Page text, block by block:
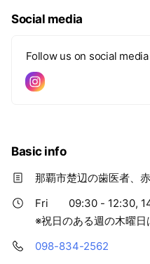
Social media
Follow us on social media
Basic info
那覇市楚辺の歯医者、
Fri
09:30 - 12:30,
※祝日のある週の木曜
098-834-2562